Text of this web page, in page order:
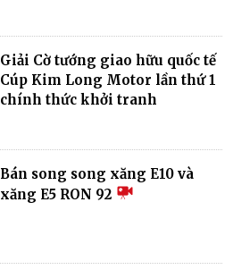
Giải Cờ tướng giao hữu quốc tế
Cúp Kim Long Motor lần thứ 1
chính thức khởi tranh
Bán song song xăng E10 và
xăng E5 RON 92